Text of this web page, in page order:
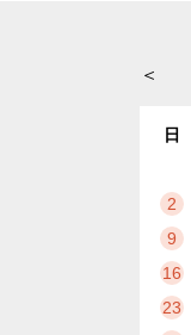
＜
日
2
9
16
23